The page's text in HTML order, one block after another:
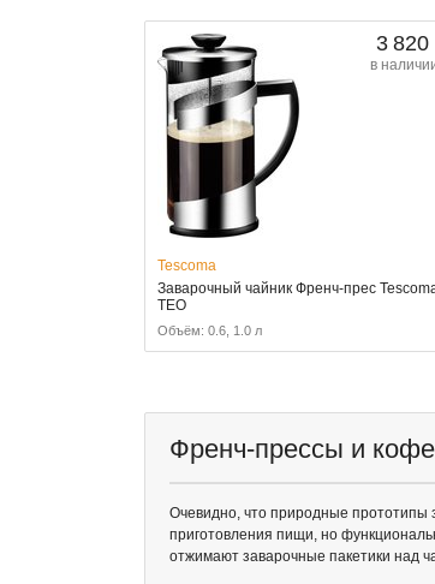
3 820
в
Tescoma
Заварочный чайник Френч-прес
TEO
Объём: 0.6, 1.0 л
Френч-прессы и
Очевидно, что природные прототипы
приготовления пищи, но
отжимают заварочные пакетики над